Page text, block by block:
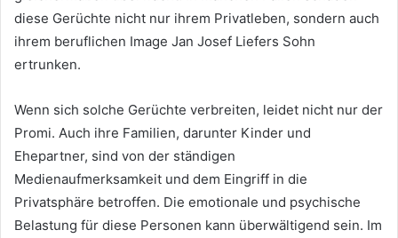
diese Gerüchte nicht nur ihrem Privatleben, sondern auch
ihrem beruflichen Image Jan Josef Liefers Sohn
ertrunken.
Wenn sich solche Gerüchte verbreiten, leidet nicht nur der
Promi. Auch ihre Familien, darunter Kinder und
Ehepartner, sind von der ständigen
Medienaufmerksamkeit und dem Eingriff in die
Privatsphäre betroffen. Die emotionale und psychische
Belastung für diese Personen kann überwältigend sein. Im